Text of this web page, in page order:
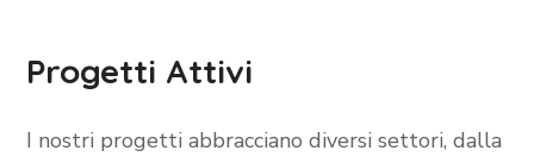
Progetti Attivi
I nostri progetti abbracciano diversi settori, dalla